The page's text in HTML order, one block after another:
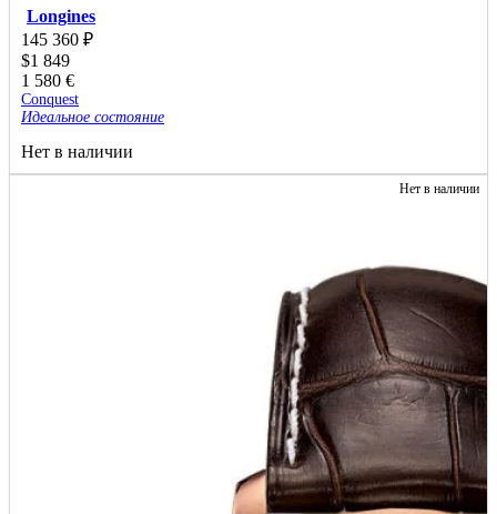
Longines
145 360 ₽
$1 849
1 580 €
Conquest
Идеальное состояние
Нет в наличии
Нет в наличии